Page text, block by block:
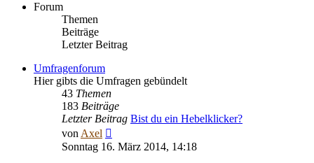
Forum
Themen
Beiträge
Letzter Beitrag
Umfragenforum
Hier gibts die Umfragen gebündelt
43 Themen
183 Beiträge
Letzter Beitrag Bist du ein Hebelklicker?
vonAxel
Beitrag
Sonntag 16. März 2014, 14:18